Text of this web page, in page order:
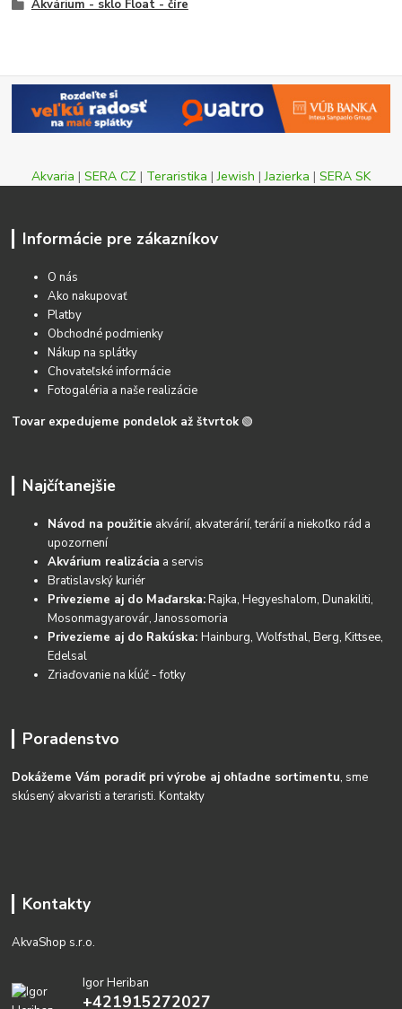
Akvárium - sklo Float - číre
Akvaria | SERA CZ | Teraristika |Jewish |Jazierka | SERA SK
Informácie pre zákazníkov
O nás
Ako nakupovať
Platby
Obchodné podmienky
Nákup na splátky
Chovateľské informácie
Fotogaléria a naše realizácie
Tovar expedujeme pondelok až štvrtok 🟢
Najčítanejšie
Návod na použitie akvárií, akvaterárií, terárií a niekoľko rád a
upozornení
Akvárium realizácia a servis
Bratislavský kuriér
Privezieme aj do Maďarska:Rajka, Hegyeshalom, Dunakiliti,
Mosonmagyarovár, Janossomoria
Privezieme aj do Rakúska:Hainburg, Wolfsthal, Berg, Kittsee,
Edelsal
Zriaďovanie na kĺúč - fotky
Poradenstvo
Dokážeme Vám poradiť pri výrobe aj ohľadne sortimentu, sme
skúsený akvaristi a teraristi.Kontakty
Kontakty
AkvaShop s.r.o.
Igor Heriban
+421915272027